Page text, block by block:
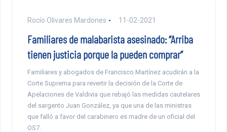
Rocío Olivares Mardones 11-02-2021
Familiares de malabarista asesinado: “Arriba
tienen justicia porque la pueden comprar”
Familiares y abogados de Francisco Martínez acudirán a la
Corte Suprema para revertir la decisión de la Corte de
Apelaciones de Valdivia que rebajó las medidas cautelares
del sargento Juan González, ya que una de las ministras
que falló a favor del carabinero es madre de un oficial del
OS7.